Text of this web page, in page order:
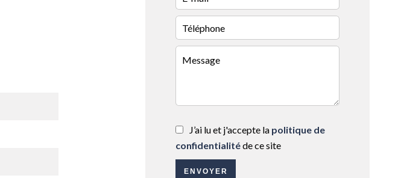
J’ai lu et j'accepte la politique de
confidentialitéde ce site
ENVOYER